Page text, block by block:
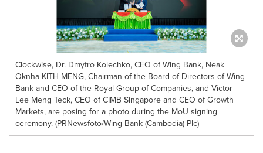
Clockwise, Dr. Dmytro Kolechko, CEO of Wing Bank, Neak
Oknha KITH MENG, Chairman of the Board of Directors of Wing
Bank and CEO of the Royal Group of Companies, and Victor
Lee Meng Teck, CEO of CIMB Singapore and CEO of Growth
Markets, are posing for a photo during the MoU signing
ceremony. (PRNewsfoto/Wing Bank (Cambodia) Plc)